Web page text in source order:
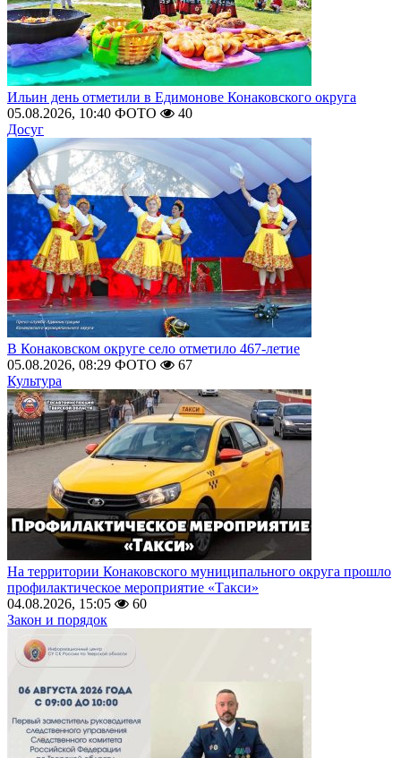
Ильин день отметили в Едимонове Конаковского округа
05.08.2026, 10:40 ФОТО
40
Досуг
В Конаковском округе село отметило 467-летие
05.08.2026, 08:29 ФОТО
67
Культура
На территории Конаковского муниципального округа прошло
профилактическое мероприятие «Такси»
04.08.2026, 15:05
60
Закон и порядок